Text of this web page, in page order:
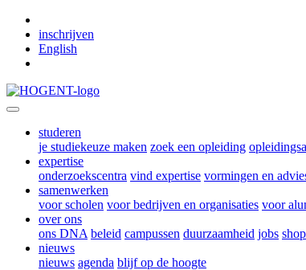
inschrijven
English
studeren
je studiekeuze maken zoek een opleiding
expertise
onderzoekscentra vind expertise vormingen en
samenwerken
voor scholen voor bedrijven en organisaties voor
over ons
ons DNA beleid campussen duurzaamheid jobs shop
nieuws
nieuws agenda blijf op de hoogte